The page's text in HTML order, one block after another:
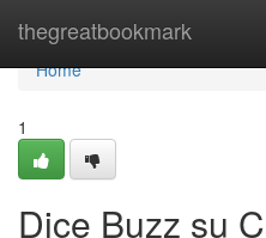
thegreatbookmark
Home
Home
1
Dice Buzz su